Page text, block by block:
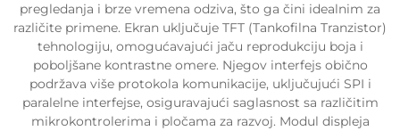
pregledanja i brze vremena odziva, što ga čini idealnim za
različite primene. Ekran uključuje TFT (Tankofilna Tranzistor)
tehnologiju, omogućavajući jaču reprodukciju boja i
poboljšane kontrastne omere. Njegov interfejs obično
podržava više protokola komunikacije, uključujući SPI i
paralelne interfejse, osiguravajući saglasnost sa različitim
mikrokontrolerima i pločama za razvoj. Modul displeja